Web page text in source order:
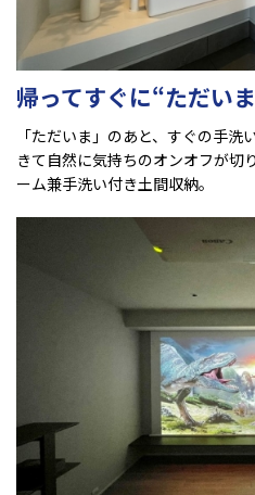
帰ってすぐに“ただい
「ただいま」のあと、すぐの手
きて自然に気持ちのオンオフが切
ーム兼手洗い付き土間収納。